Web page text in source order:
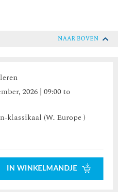
NAAR BOVEN
2026 | 09:00 to
klassikaal (W. Europe )
IN WINKELMANDJE